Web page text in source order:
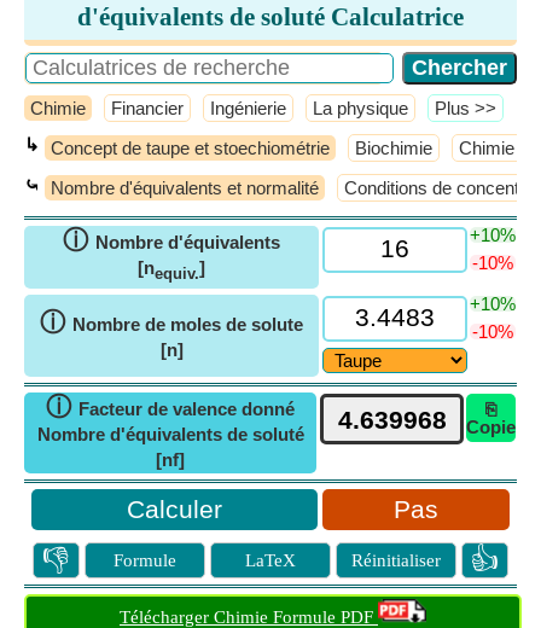
d'équivalents de soluté Calculatrice
Chimie Financier Ingénierie La physique ​Plus >>
↳ Concept de taupe et stoechiométrie Biochimie Chimie
⤿ Nombre d'équivalents et normalité Conditions de
ⓘ Nombre d'équivalents
[nequiv.]
+10%
-10%
ⓘ Nombre de moles de solute
[n]
+10%
-10%
ⓘ Facteur de valence donné
Nombre d'équivalents de soluté
[nf]
⎘
Copie
Pas
👎 Formule LaTeX Réinitialiser 👍
Télécharger Chimie Formule PDF